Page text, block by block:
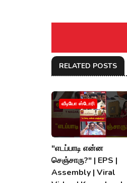
RELATED POSTS
வீடியோ ஸ்டோரி
"எடப்பாடி என்ன
செஞ்சாரு?" | EPS |
Assembly | Viral